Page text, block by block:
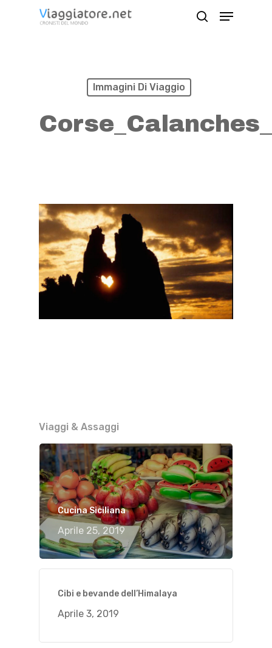
Menu
Immagini Di Viaggio
Viaggi & Assaggi
Cucina Siciliana
Aprile 25, 2019
Cibi e bevande dell’Himalaya
Aprile 3, 2019